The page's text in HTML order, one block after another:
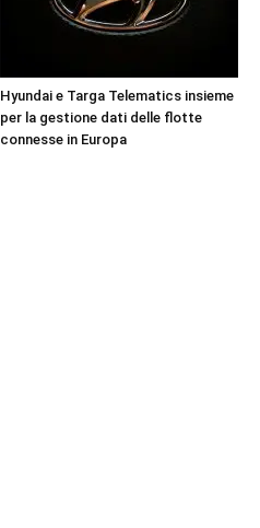
Hyundai e Targa Telematics insieme
per la gestione dati delle flotte
connesse in Europa